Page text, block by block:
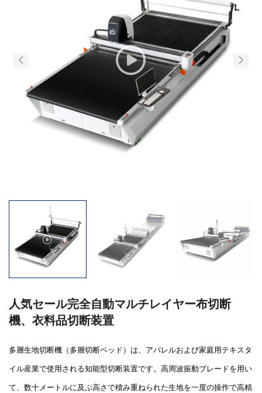
人気セール完全自動マルチレイヤー布切断
機、衣料品切断装置
多層生地切断機（多層切断ベッド）は、アパレルおよび家庭用テキスタ
イル産業で使用される知能型切断装置です。高周波振動ブレードを用い
て、数十メートルに及ぶ高さで積み重ねられた生地を一度の操作で高精